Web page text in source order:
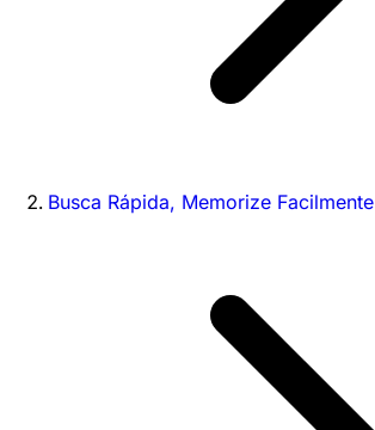
Busca Rápida, Memorize Facilmente